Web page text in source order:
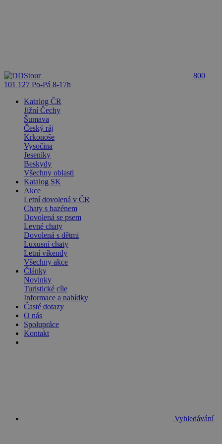
800
101 127 Po-Pá 8-17h
Katalog ČR
Jižní Čechy
Šumava
Český ráj
Krkonoše
Vysočina
Jeseníky
Beskydy
Všechny oblasti
Katalog SK
Akce
Letní dovolená v ČR
Chaty s bazénem
Dovolená se psem
Levné chaty
Dovolená s dětmi
Luxusní chaty
Letní víkendy
Všechny akce
Články
Novinky
Turistické cíle
Informace a nabídky
Časté dotazy
O nás
Spolupráce
Kontakt
Vyhledávání